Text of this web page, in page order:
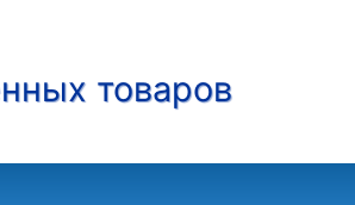
товаров